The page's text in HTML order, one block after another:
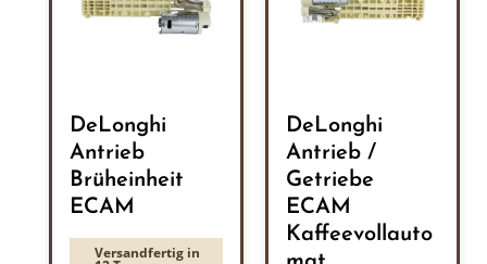
DeLonghi
Antrieb
Brüheinheit
ECAM
Versandfertig in
DeLonghi
Antrieb /
Getriebe
ECAM
Kaffeevollauto